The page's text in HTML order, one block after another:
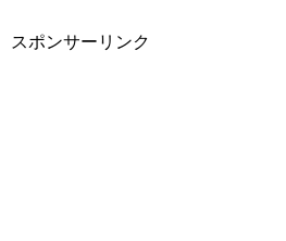
スポンサーリンク